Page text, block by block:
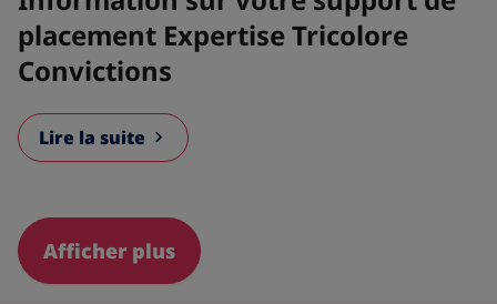
placement Expertise Tricolore
Convictions
Lire la suite
Afficher plus